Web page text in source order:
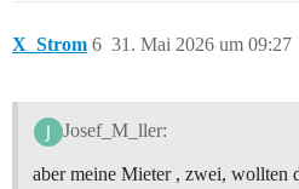
X_Strom 31. Mai 2026 um 09:27
6
Josef_M_ller:
aber meine Mieter , zwei, wollten